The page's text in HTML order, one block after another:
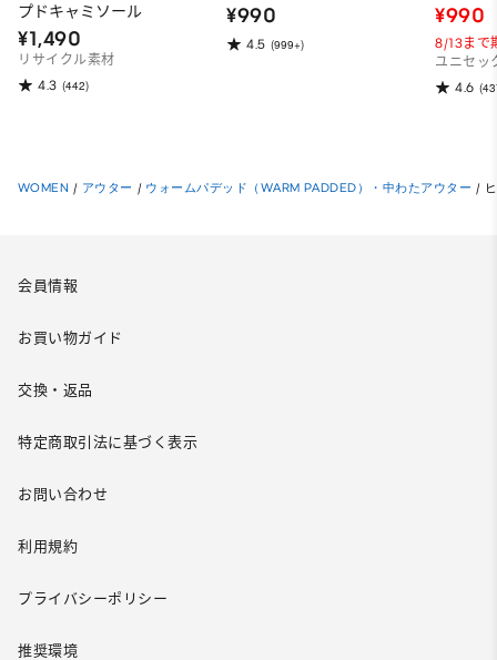
プドキャミソール
¥1,490
リサイクル素材
4.3 (442)
¥990
4.5 (999+)
¥990
8/13まで
ユニセッ
4.6
WOMEN / アウター / ウォームパデッド（WARM PADDED）・中わたアウター /
会員情報
お買い物ガイド
交換・返品
特定商取引法に基づく表示
お問い合わせ
利用規約
プライバシーポリシー
推奨環境